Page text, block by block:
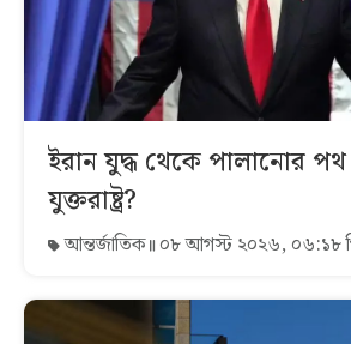
ইরান যুদ্ধ থেকে পালানোর
যুক্তরাষ্ট্র?
আন্তর্জাতিক ০৮ আগস্ট ২০২৬, ০৬:১৮